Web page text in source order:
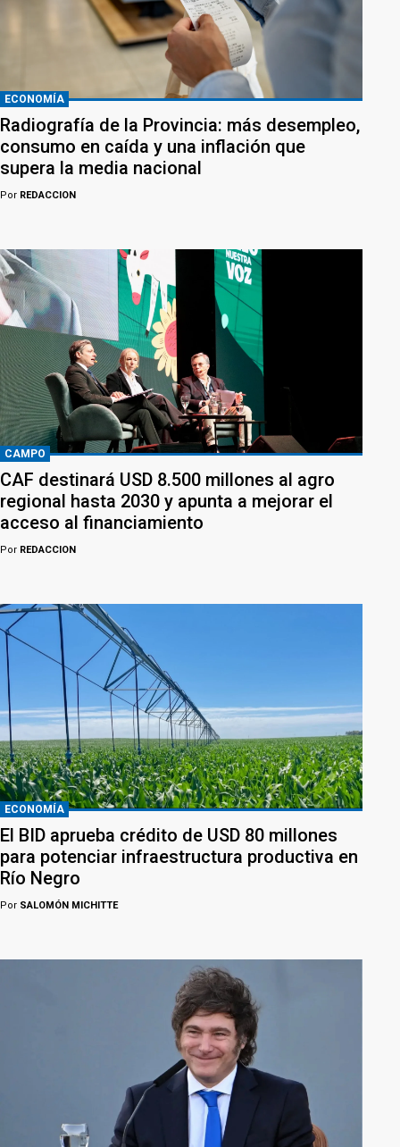
ECONOMÍA
Radiografía de la Provincia: más desempleo,
consumo en caída y una inflación que
supera la media nacional
Por REDACCION
CAMPO
CAF destinará USD 8.500 millones al agro
regional hasta 2030 y apunta a mejorar el
acceso al financiamiento
Por REDACCION
ECONOMÍA
El BID aprueba crédito de USD 80 millones
para potenciar infraestructura productiva en
Río Negro
Por SALOMÓN MICHITTE